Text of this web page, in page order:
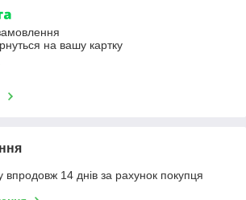
на вашу картку
14 днів за рахунок покупця